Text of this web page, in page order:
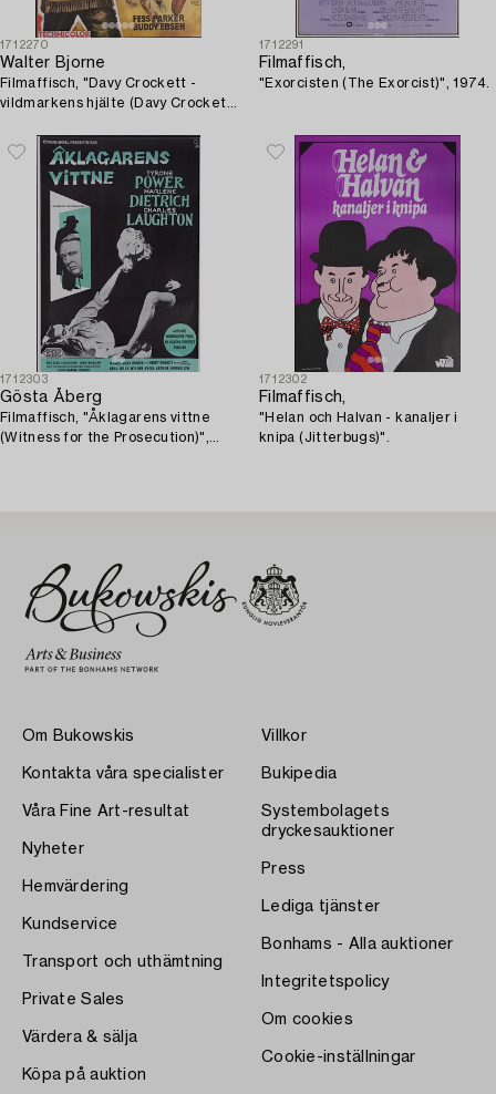
1712270
Walter Bjorne
Filmaffisch, "Davy Crockett -
vildmarkens hjälte (Davy Crockett:
1712291
Filmaffisch,
"Exorcisten (The Exorcist)", 1974.
1712303
Gösta Åberg
Filmaffisch, "Åklagarens vittne
(Witness for the Prosecution)",
1712302
Filmaffisch,
"Helan och Halvan - kanaljer i
knipa (Jitterbugs)".
Om Bukowskis
Kontakta våra specialister
Våra Fine Art-resultat
Nyheter
Hemvärdering
Kundservice
Transport och uthämtning
Private Sales
Värdera & sälja
Köpa på auktion
Villkor
Bukipedia
Systembolagets
dryckesauktioner
Press
Lediga tjänster
Bonhams - Alla auktioner
Integritetspolicy
Om cookies
Cookie-inställningar